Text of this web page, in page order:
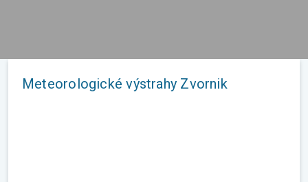
Meteorologické výstrahy Zvornik